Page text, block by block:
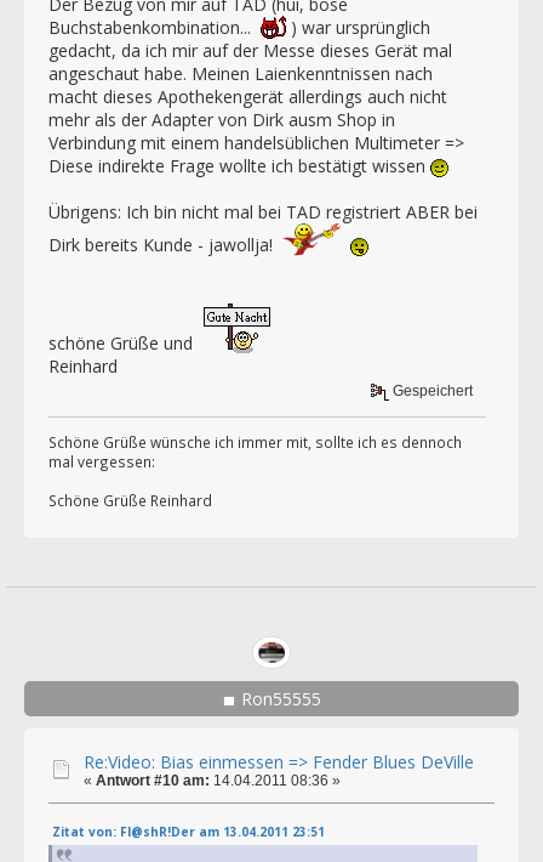
Buchstabenkombination...
) war ursprünglich
gedacht, da ich mir auf der Messe dieses Gerät mal
angeschaut habe. Meinen Laienkenntnissen nach
macht dieses Apothekengerät allerdings auch nicht
mehr als der Adapter von Dirk ausm Shop in
Verbindung mit einem handelsüblichen Multimeter =>
Diese indirekte Frage wollte ich bestätigt wissen
Übrigens: Ich bin nicht mal bei TAD registriert ABER bei
Dirk bereits Kunde - jawollja!
schöne Grüße und
Reinhard
Gespeichert
Schöne Grüße wünsche ich immer mit, sollte ich es dennoch
mal vergessen:
Schöne Grüße Reinhard
Ron55555
Re:Video: Bias einmessen => Fender Blues DeVille
« Antwort #10 am: 14.04.2011 08:36 »
Zitat von: Fl@shR!Der am 13.04.2011 23:51